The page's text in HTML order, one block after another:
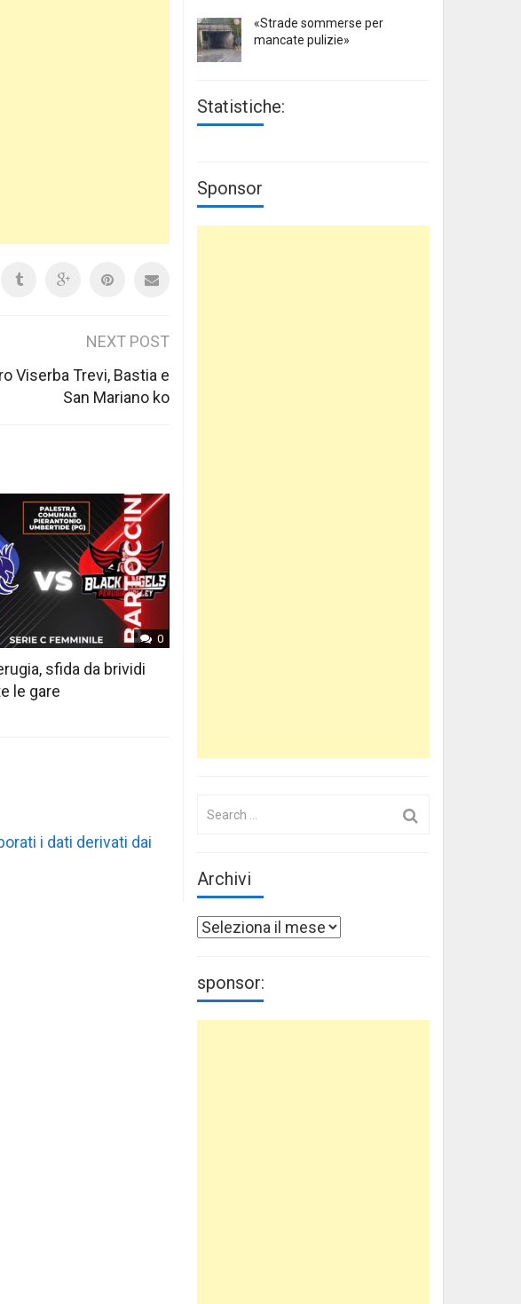
NEXT POST
Viserba Trevi, Bastia e
San Mariano ko
0
sfida da brividi
le gare
i dati derivati dai
«Strade sommerse per
mancate pulizie»
Statistiche:
Sponsor
Search
Archivi
Archivi
sponsor: